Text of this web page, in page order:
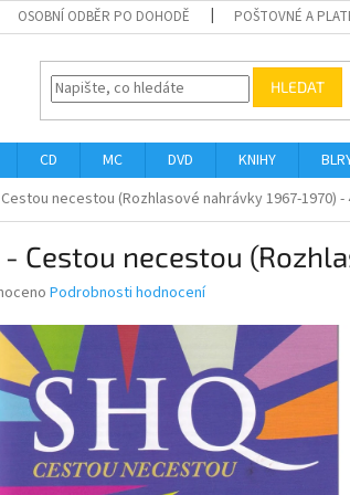
OSOBNÍ ODBĚR PO DOHODĚ POŠTOVNÉ A
HLEDAT
CD MC DVD KNIHY
Cestou necestou (Rozhlasové nahrávky 1967-1970) -
- Cestou necestou
Podrobnosti hodnocení